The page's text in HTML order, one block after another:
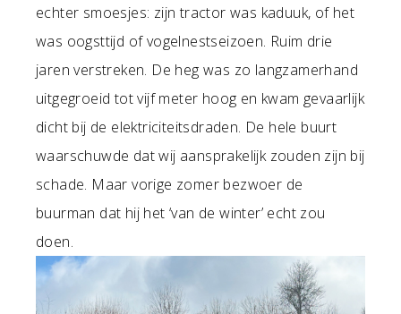
echter smoesjes: zijn tractor was kaduuk, of het
was oogsttijd of vogelnestseizoen. Ruim drie
jaren verstreken. De heg was zo langzamerhand
uitgegroeid tot vijf meter hoog en kwam gevaarlijk
dicht bij de elektriciteitsdraden. De hele buurt
waarschuwde dat wij aansprakelijk zouden zijn bij
schade. Maar vorige zomer bezwoer de
buurman dat hij het ‘van de winter’ echt zou
doen.